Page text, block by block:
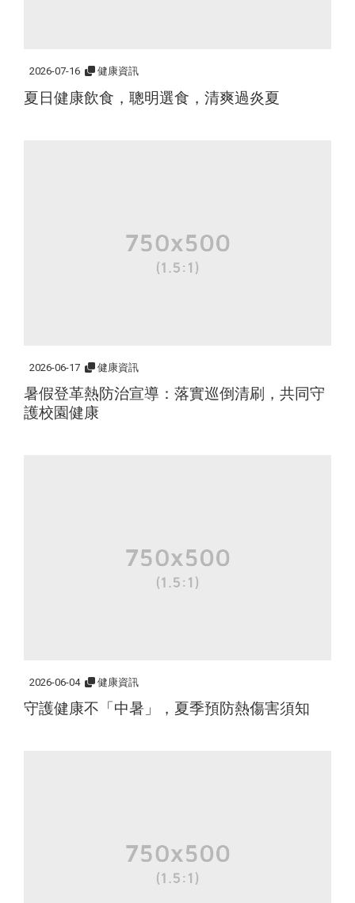
2026-07-16 健康資訊
夏日健康飲食，聰明選食，清爽過炎夏
2026-06-17 健康資訊
暑假登革熱防治宣導：落實巡倒清刷，共同守
護校園健康
2026-06-04 健康資訊
守護健康不「中暑」，夏季預防熱傷害須知